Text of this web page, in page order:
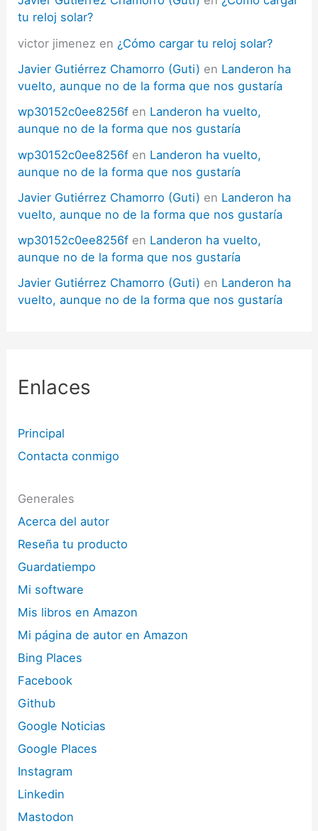
tu reloj solar?
victor jimenez en ¿Cómo cargar tu reloj solar?
Javier Gutiérrez Chamorro (Guti) en Landeron ha
vuelto, aunque no de la forma que nos gustaría
wp30152c0ee8256f en Landeron ha vuelto,
aunque no de la forma que nos gustaría
wp30152c0ee8256f en Landeron ha vuelto,
aunque no de la forma que nos gustaría
Javier Gutiérrez Chamorro (Guti) en Landeron ha
vuelto, aunque no de la forma que nos gustaría
wp30152c0ee8256f en Landeron ha vuelto,
aunque no de la forma que nos gustaría
Javier Gutiérrez Chamorro (Guti) en Landeron ha
vuelto, aunque no de la forma que nos gustaría
Enlaces
Principal
Contacta conmigo
Generales
Acerca del autor
Reseña tu producto
Guardatiempo
Mi software
Mis libros en Amazon
Mi página de autor en Amazon
Bing Places
Facebook
Github
Google Noticias
Google Places
Instagram
Linkedin
Mastodon